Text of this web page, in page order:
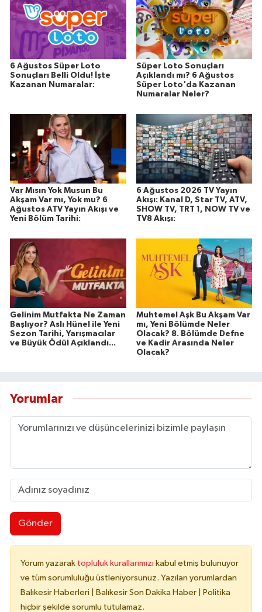
6 Ağustos Süper Loto
Sonuçları Belli Oldu! İşte
Kazanan Numaralar:
Süper Loto Sonuçları
Açıklandı mı? 6 Ağustos
Süper Loto'da Kazanan
Numaralar Neler?
Var Mısın Yok Musun Bu
Akşam Var mı, Yok mu? 6
Ağustos ATV Yayın Akışı ve
Yeni Bölüm Tarihi:
6 Ağustos 2026 TV Yayın
Akışı: Kanal D, Star TV, ATV,
SHOW TV, TRT 1, NOW TV ve
TV8 Akışı:
Gelinim Mutfakta Ne Zaman
Başlıyor? Aslı Hünel ile Yeni
Sezon Tarihi, Yarışmacılar
ve Büyük Ödül Açıklandı...
Muhtemel Aşk Bu Akşam Var
mı, Yeni Bölümde Neler
Olacak? 8. Bölümde Defne
ve Kadir Arasında Neler
Olacak?
Yorumlar
Gönder
Yorum yazarak topluluk kurallarımızı kabul etmiş bulunuyor
ve tüm sorumluluğu üstleniyorsunuz. Yazılan yorumlardan
Balıkesir Haberleri | Balıkesir Son Dakika Haber | Politika
hiçbir şekilde sorumlu tutulamaz.